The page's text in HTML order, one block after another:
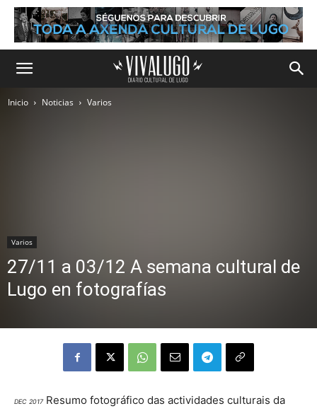
Inicio Noticias Varios
Varios
27/11 a 03/12 A semana cultural de
Lugo en fotografías
DEC 2017Resumo fotográfico das actividades culturais da